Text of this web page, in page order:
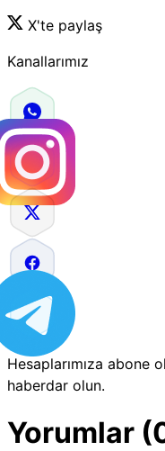
X'te paylaş
Kanallarımız
Hesaplarımıza abone
haberdar olun.
Yorumlar